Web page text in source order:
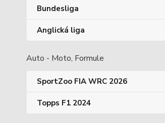
Bundesliga
Anglická liga
Auto - Moto, Formule
SportZoo FIA WRC 2026
Topps F1 2024